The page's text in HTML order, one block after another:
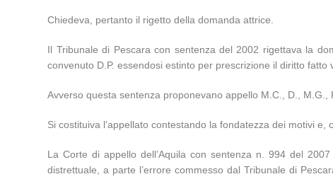
Chiedeva, pertanto il rigetto della domanda attrice.
Il Tribunale di Pescara con sentenza del 2002 rigettava la
convenuto D.P. essendosi estinto per prescrizione il diritto fatto
Avverso questa sentenza proponevano appello M.C., D., M.G.,
Si costituiva l’appellato contestando la fondatezza dei motivi
La Corte di appello dell’Aquila con sentenza n. 994 del
distrettuale, a parte l’errore commesso dal Tribunale di